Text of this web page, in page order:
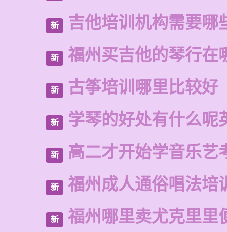
新 吉他培训机构需要哪
新 福州买吉他的琴行在
新 古筝培训哪里比较好
新 学琴的好处有什么呢
新 高二才开始学音乐艺
新 福州成人通俗唱法培
新 福州哪里卖尤克里里